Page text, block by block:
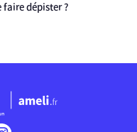
faire dépister ?